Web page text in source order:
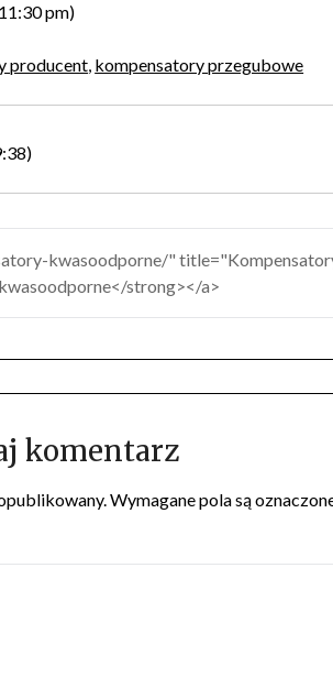
pm)
producent, kompensatory przegubowe
komentarz
Wymagane pola są